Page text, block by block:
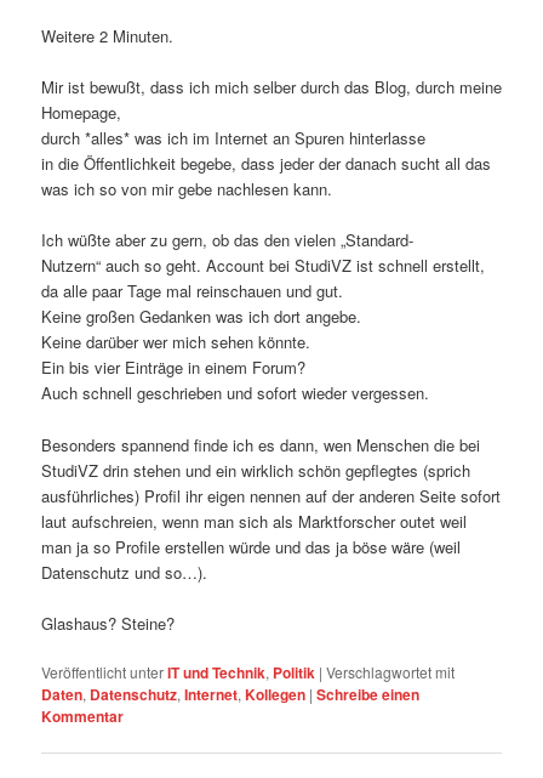
Weitere 2 Minuten.
Mir ist bewußt, dass ich mich selber durch das Blog, durch meine
Homepage,
durch *alles* was ich im Internet an Spuren hinterlasse
in die Öffentlichkeit begebe, dass jeder der danach sucht all das
was ich so von mir gebe nachlesen kann.
Ich wüßte aber zu gern, ob das den vielen „Standard-
Nutzern“ auch so geht. Account bei StudiVZ ist schnell erstellt,
da alle paar Tage mal reinschauen und gut.
Keine großen Gedanken was ich dort angebe.
Keine darüber wer mich sehen könnte.
Ein bis vier Einträge in einem Forum?
Auch schnell geschrieben und sofort wieder vergessen.
Besonders spannend finde ich es dann, wen Menschen die bei
StudiVZ drin stehen und ein wirklich schön gepflegtes (sprich
ausführliches) Profil ihr eigen nennen auf der anderen Seite sofort
laut aufschreien, wenn man sich als Marktforscher outet weil
man ja so Profile erstellen würde und das ja böse wäre (weil
Datenschutz und so…).
Glashaus? Steine?
Veröffentlicht unterIT und Technik, Politik |Verschlagwortet mit
Daten, Datenschutz,Internet,Kollegen |Schreibe einen
Kommentar